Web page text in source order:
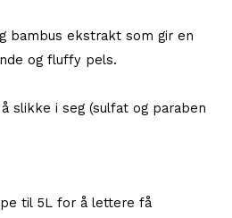
bambus ekstrakt som gir en
og fluffy pels.
slikke i seg (sulfat og paraben
til 5L for å lettere få